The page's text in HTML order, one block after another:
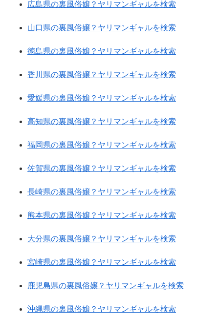
広島県の裏風俗嬢？ヤリマンギャルを検索
山口県の裏風俗嬢？ヤリマンギャルを検索
徳島県の裏風俗嬢？ヤリマンギャルを検索
香川県の裏風俗嬢？ヤリマンギャルを検索
愛媛県の裏風俗嬢？ヤリマンギャルを検索
高知県の裏風俗嬢？ヤリマンギャルを検索
福岡県の裏風俗嬢？ヤリマンギャルを検索
佐賀県の裏風俗嬢？ヤリマンギャルを検索
長崎県の裏風俗嬢？ヤリマンギャルを検索
熊本県の裏風俗嬢？ヤリマンギャルを検索
大分県の裏風俗嬢？ヤリマンギャルを検索
宮崎県の裏風俗嬢？ヤリマンギャルを検索
鹿児島県の裏風俗嬢？ヤリマンギャルを検索
沖縄県の裏風俗嬢？ヤリマンギャルを検索